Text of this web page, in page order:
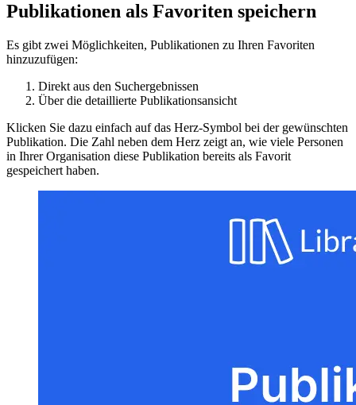
Publikationen als Favoriten speichern
Es gibt zwei Möglichkeiten, Publikationen zu Ihren Favoriten
hinzuzufügen:
Direkt aus den Suchergebnissen
Über die detaillierte Publikationsansicht
Klicken Sie dazu einfach auf das Herz-Symbol bei der gewünschten
Publikation. Die Zahl neben dem Herz zeigt an, wie viele Personen
in Ihrer Organisation diese Publikation bereits als Favorit
gespeichert haben.